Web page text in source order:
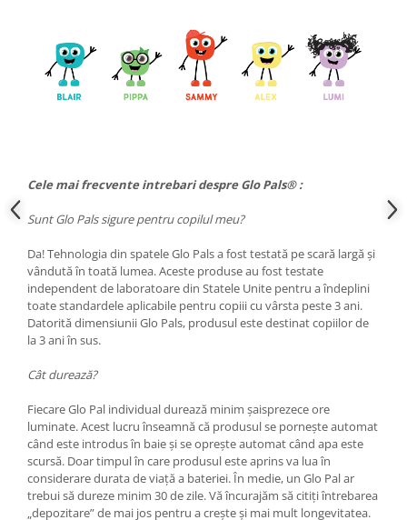
Cele mai frecvente intrebari despre Glo Pals® :
Sunt Glo Pals sigure pentru copilul meu?
Da! Tehnologia din spatele Glo Pals a fost testată pe scară largă și
vândută în toată lumea. Aceste produse au fost testate
independent de laboratoare din Statele Unite pentru a îndeplini
toate standardele aplicabile pentru copiii cu vârsta peste 3 ani.
Datorită dimensiunii Glo Pals, produsul este destinat copiilor de
la 3 ani în sus.
Cât durează?
Fiecare Glo Pal individual durează minim șaisprezece ore
luminate. Acest lucru înseamnă că produsul se pornește automat
când este introdus în baie și se oprește automat când apa este
scursă. Doar timpul în care produsul este aprins va lua în
considerare durata de viață a bateriei. În medie, un Glo Pal ar
trebui să dureze minim 30 de zile. Vă încurajăm să citiți întrebarea
„depozitare” de mai jos pentru a crește și mai mult longevitatea.